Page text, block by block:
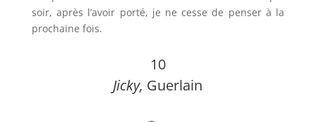
soir, après l’avoir porté, je ne cesse de penser à la
prochaine fois.
10
Jicky, Guerlain